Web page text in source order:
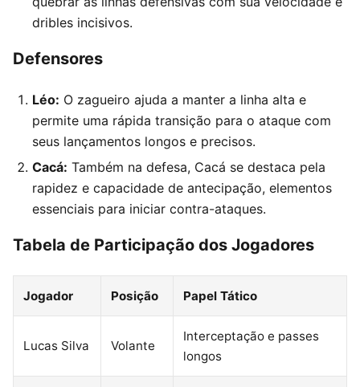
dribles incisivos.
Defensores
Léo: O zagueiro ajuda a manter a linha alta e
permite uma rápida transição para o ataque com
seus lançamentos longos e precisos.
Cacá: Também na defesa, Cacá se destaca pela
rapidez e capacidade de antecipação, elementos
essenciais para iniciar contra-ataques.
Tabela de Participação dos Jogadores
Jogador Posição Papel Tático
Lucas Silva Volante
Interceptação e passes
longos